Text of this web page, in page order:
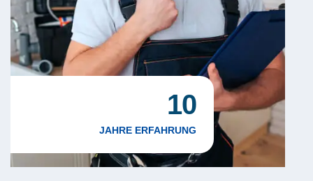
10
JAHRE ERFAHRUNG